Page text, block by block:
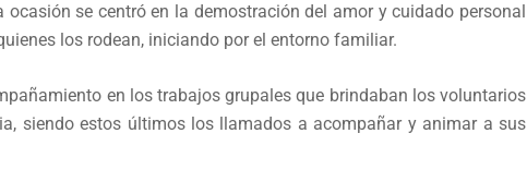
se centró en la demostración del amor y cuidado personal
los rodean, iniciando por el entorno familiar.
en los trabajos grupales que brindaban los voluntarios
siendo estos últimos los llamados a acompañar y animar a sus